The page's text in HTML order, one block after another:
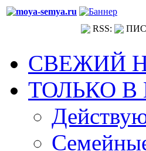
RSS:
СВЕЖИЙ
ТОЛЬКО